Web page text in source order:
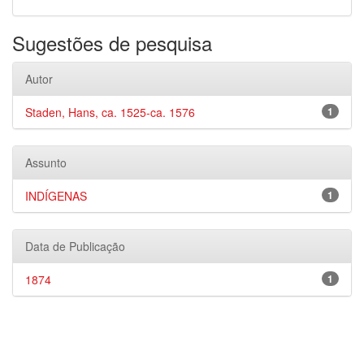
Sugestões de pesquisa
Autor
1
Staden, Hans, ca. 1525-ca. 1576
Assunto
1
INDÍGENAS
Data de Publicação
1
1874